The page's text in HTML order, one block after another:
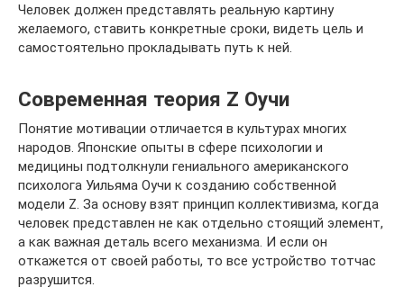
Человек должен представлять реальную картину
желаемого, ставить конкретные сроки, видеть цель и
самостоятельно прокладывать путь к ней.
Современная теория Z Оучи
Понятие мотивации отличается в культурах многих
народов. Японские опыты в сфере психологии и
медицины подтолкнули гениального американского
психолога Уильяма Оучи к созданию собственной
модели Z. За основу взят принцип коллективизма, когда
человек представлен не как отдельно стоящий элемент,
а как важная деталь всего механизма. И если он
откажется от своей работы, то все устройство тотчас
разрушится.